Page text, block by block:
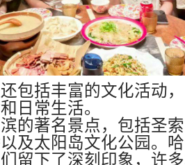
包括丰富的文化活动
日常生活。
的著名景点，包括圣
及太阳岛文化公园。
留下了深刻印象，许